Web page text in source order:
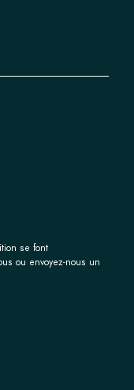
se font
ou envoyez-nous un